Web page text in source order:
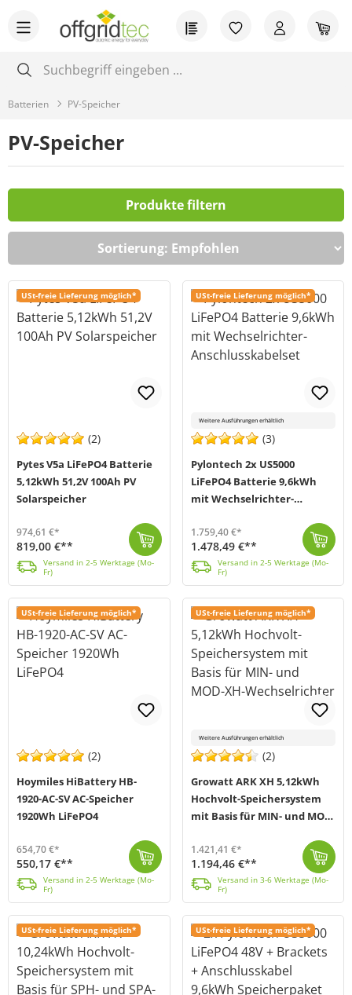
Zum Hauptinhalt springen Du hast 0
Batterien PV-Speicher
PV-Speicher
Produkte filtern
USt-freie Lieferung möglich*
(2)
Pytes V5a LiFePO4 Batterie
5,12kWh 51,2V 100Ah PV
Solarspeicher
974,61 €*
819,00 €**
Versand in 2-5 Werktage (Mo-
Fr)
USt-freie Lieferung möglich*
Weitere Ausführungen erhältlich
(3)
Pylontech 2x US5000
LiFePO4 Batterie 9,6kWh
mit Wechselrichter-
1.759,40 €*
1.478,49 €**
Versand in 2-5 Werktage (Mo-
Fr)
USt-freie Lieferung möglich*
(2)
Hoymiles HiBattery HB-
1920-AC-SV AC-Speicher
1920Wh LiFePO4
654,70 €*
550,17 €**
Versand in 2-5 Werktage (Mo-
Fr)
USt-freie Lieferung möglich*
Weitere Ausführungen erhältlich
(2)
Growatt ARK XH 5,12kWh
Hochvolt-Speichersystem
mit Basis für MIN- und MOD-
1.421,41 €*
1.194,46 €**
Versand in 3-6 Werktage (Mo-
Fr)
USt-freie Lieferung möglich* USt-freie Lieferung möglich*